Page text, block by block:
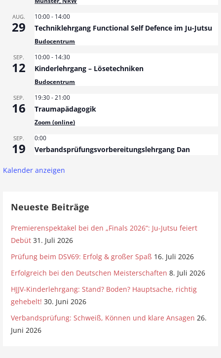
AUG.
29
10:00- 14:00
Techniklehrgang Functional Self Defence im Ju-Jutsu
Budocentrum
SEP.
12
10:00- 14:30
Kinderlehrgang – Lösetechniken
Budocentrum
SEP.
16
19:30-21:00
Traumapädagogik
Zoom (online)
SEP.
19
0:00
Verbandsprüfungsvorbereitungslehrgang Dan
Kalender anzeigen
Neueste Beiträge
Premierenspektakel bei den „Finals 2026“: Ju-Jutsu feiert
Debüt 31. Juli 2026
Prüfung beim DSV69: Erfolg & großer Spaß 16. Juli 2026
Erfolgreich bei den Deutschen Meisterschaften 8. Juli 2026
HJJV-Kinderlehrgang: Stand? Boden? Hauptsache, richtig
gehebelt! 30. Juni 2026
Verbandsprüfung: Schweiß, Können und klare Ansagen 26.
Juni 2026